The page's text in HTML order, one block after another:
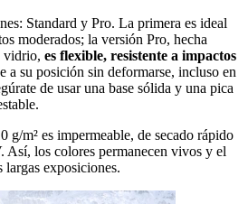
Standard y Pro. La primera es ideal
moderados; la versión Pro, hecha
vidrio, es flexible, resistente a impactos
a su posición sin deformarse, incluso en
de usar una base sólida y una pica
g/m² es impermeable, de secado rápido
Así, los colores permanecen vivos y el
largas exposiciones.